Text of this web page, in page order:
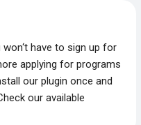
have to sign up for
applying for programs
our plugin once and
our available